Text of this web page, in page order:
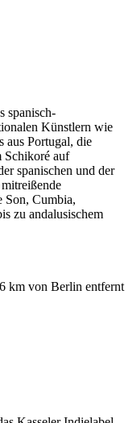
spanisch-
Künstlern wie
aus Portugal, die
Schikoré auf
spanischen und der
Son, Cumbia,
zu andalusischem
km von Berlin entfernt